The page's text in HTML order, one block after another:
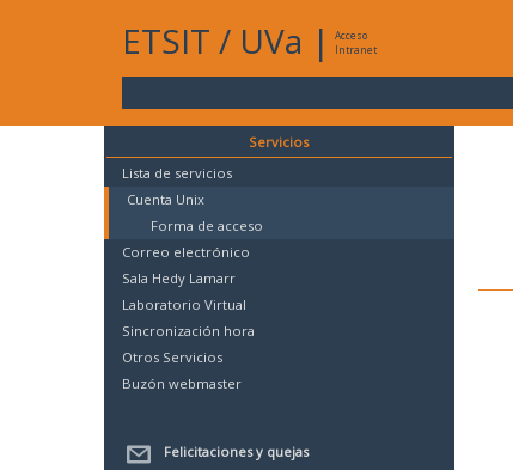
ETSIT / UVa |
Acceso
Intranet
Servicios
Lista de servicios
Cuenta Unix
Forma de acceso
Correo electrónico
Sala Hedy Lamarr
Laboratorio Virtual
Sincronización hora
Otros Servicios
Buzón webmaster
Felicitaciones y quejas